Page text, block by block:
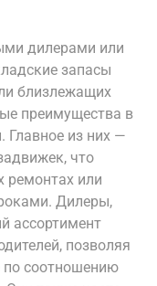
дилерами или
запасы
близлежащих
преимущества в
Главное из них —
что
ремонтах или
Дилеры,
ассортимент
позволяя
по соотношению